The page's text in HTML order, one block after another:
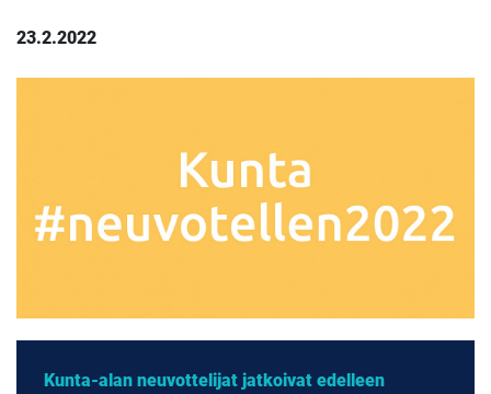
23.2.2022
Kunta-alan neuvottelijat jatkoivat edelleen